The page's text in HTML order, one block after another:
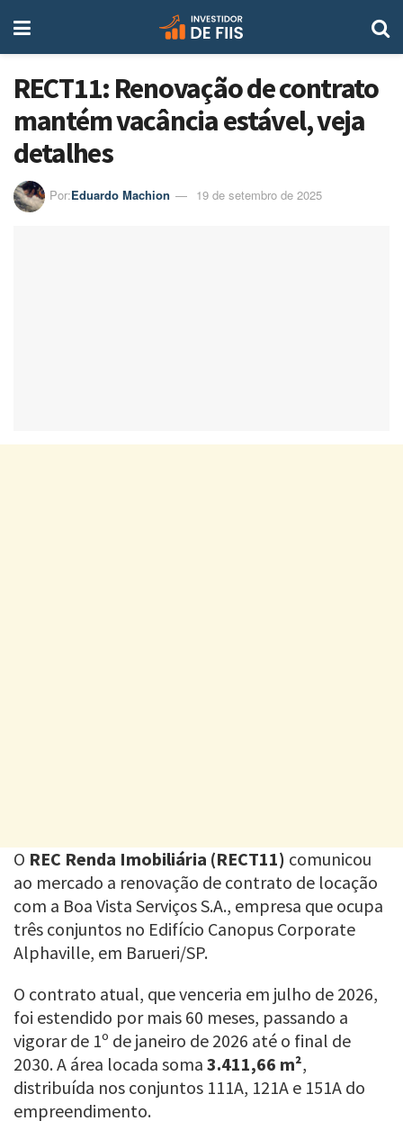
RECT11: Renovação de contrato
mantém vacância estável, veja
detalhes
Por:Eduardo Machion 19 de setembro de 2025
O REC Renda Imobiliária (RECT11) comunicou
ao mercado a renovação de contrato de locação
com a Boa Vista Serviços S.A., empresa que ocupa
três conjuntos no Edifício Canopus Corporate
Alphaville, em Barueri/SP.
O contrato atual, que venceria em julho de 2026,
foi estendido por mais 60 meses, passando a
vigorar de 1º de janeiro de 2026 até o final de
2030. A área locada soma 3.411,66 m²,
distribuída nos conjuntos 111A, 121A e 151A do
empreendimento.